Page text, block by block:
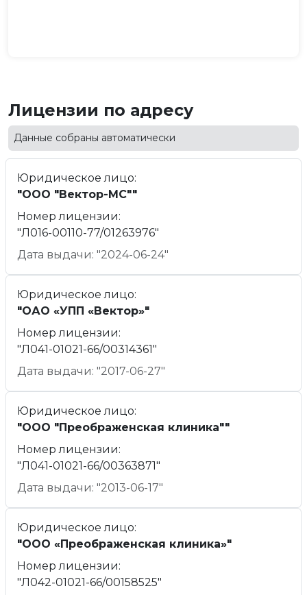
Лицензии по адресу
Данные собраны автоматически
Юридическое лицо:
"ООО "Вектор-МС""
Номер лицензии:
"Л016-00110-77/01263976"
Дата выдачи: "2024-06-24"
Юридическое лицо:
"ОАО «УПП «Вектор»"
Номер лицензии:
"Л041-01021-66/00314361"
Дата выдачи: "2017-06-27"
Юридическое лицо:
"ООО "Преображенская клиника""
Номер лицензии:
"Л041-01021-66/00363871"
Дата выдачи: "2013-06-17"
Юридическое лицо:
"ООО «Преображенская клиника»"
Номер лицензии:
"Л042-01021-66/00158525"